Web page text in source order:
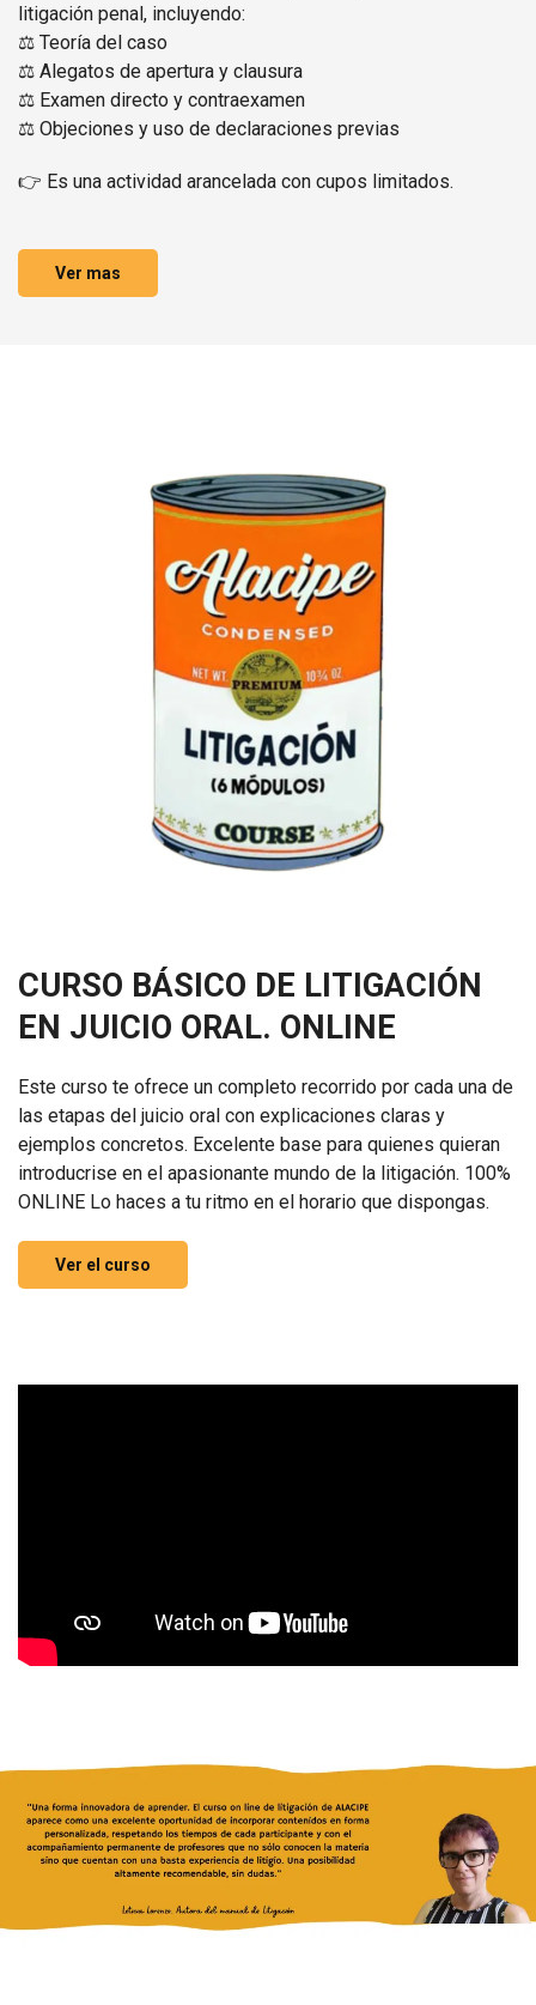
litigación penal, incluyendo:
⚖️ Teoría del caso
⚖️ Alegatos de apertura y clausura
⚖️ Examen directo y contraexamen
⚖️ Objeciones y uso de declaraciones previas
👉 Es una actividad arancelada con cupos limitados.
Ver mas
CURSO BÁSICO DE LITIGACIÓN
EN JUICIO ORAL. ONLINE
Este curso te ofrece un completo recorrido por cada una de
las etapas del juicio oral con explicaciones claras y
ejemplos concretos. Excelente base para quienes quieran
introducrise en el apasionante mundo de la litigación. 100%
ONLINE Lo haces a tu ritmo en el horario que dispongas.
Ver el curso